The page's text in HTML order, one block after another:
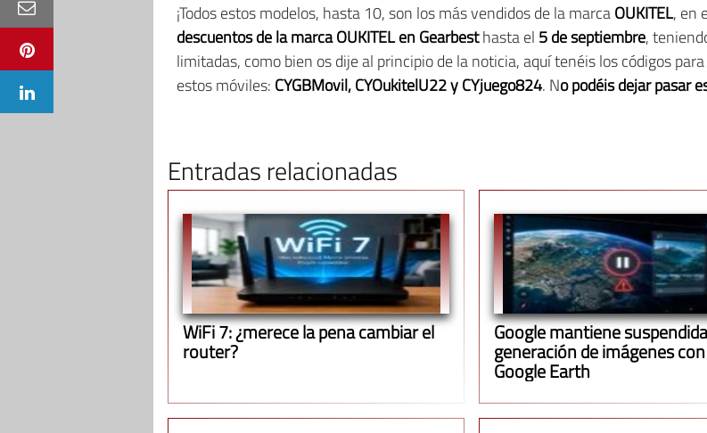
¡Todos estos modelos, hasta 10, son los más vendidos de la marcaOUKITEL, en
descuentos de la marca OUKITEL en Gearbesthasta el 5 de septiembre,
limitadas, como bien os dije al principio de la noticia, aquí tenéis los códigos
estos móviles: CYGBMovil, CYOukitelU22 y CYjuego824. No podéis dejar pasar
Entradas relacionadas
WiFi 7: ¿merece la pena cambiar el
router?
Google mantiene
generación de imágenes
Google Earth